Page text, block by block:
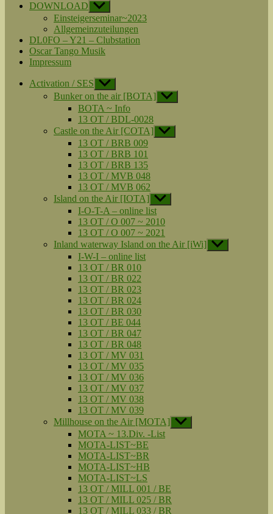
DOWNLOAD Untermenü
anzeigen
Einsteigerseminar~2023
Allgemeinzuteilungen
DL0FO – Y21 – Clubstation
Oscar Tango Musik
Impressum
Activation / SES Untermenü
anzeigen
Bunker on the air [BOTA] Untermenü
anzeigen
BOTA ~ Info
13 OT / BDL-0028
Castle on the Air [COTA] Untermenü
anzeigen
13 OT / BRB 009
13 OT / BRB 101
13 OT / BRB 135
13 OT / MVB 048
13 OT / MVB 062
Island on the Air [IOTA] Untermenü
anzeigen
I-O-T-A – online list
13 OT / O 007 ~ 2010
13 OT / O 007 ~ 2021
Inland waterway Island on the Air [iWi] Untermenü
anzeigen
I-W-I – online list
13 OT / BR 010
13 OT / BR 022
13 OT / BR 023
13 OT / BR 024
13 OT / BR 030
13 OT / BE 044
13 OT / BR 047
13 OT / BR 048
13 OT / MV 031
13 OT / MV 035
13 OT / MV 036
13 OT / MV 037
13 OT / MV 038
13 OT / MV 039
Millhouse on the Air [MOTA] Untermenü
anzeigen
MOTA ~ 13.Div. -List
MOTA-LIST~BE
MOTA-LIST~BR
MOTA-LIST~HB
MOTA-LIST~LS
13 OT / MILL 001 / BE
13 OT / MILL 025 / BR
13 OT / MILL 033 / BR